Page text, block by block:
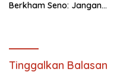
Berkham Seno: Jangan
Tinggalkan Balasan